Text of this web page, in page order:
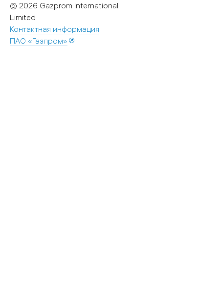
© 2026 Gazprom International
Limited
Контактная информация
ПАО «Газпром»